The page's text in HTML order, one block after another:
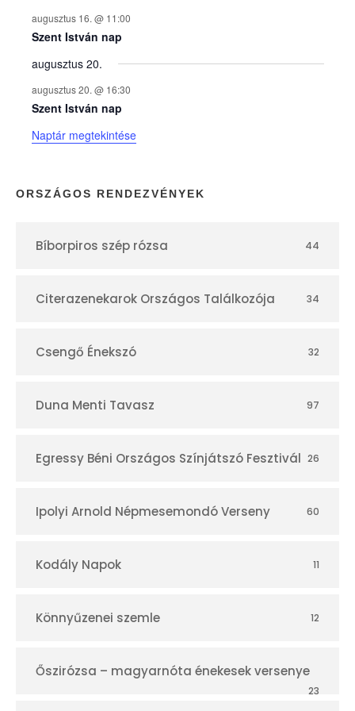
e
k
n
a
p
r
augusztus 16. @ 11:00
Szent István nap
augusztus 20.
augusztus 20. @ 16:30
Szent István nap
Naptár megtekintése
ORSZÁGOS RENDEZVÉNYEK
Bíborpiros szép rózsa 44
Citerazenekarok Országos Találkozója 34
Csengő Énekszó 32
Duna Menti Tavasz 97
Egressy Béni Országos Színjátszó Fesztivál 26
Ipolyi Arnold Népmesemondó Verseny 60
Kodály Napok 11
Könnyűzenei szemle 12
Őszirózsa – magyarnóta énekesek versenye
23